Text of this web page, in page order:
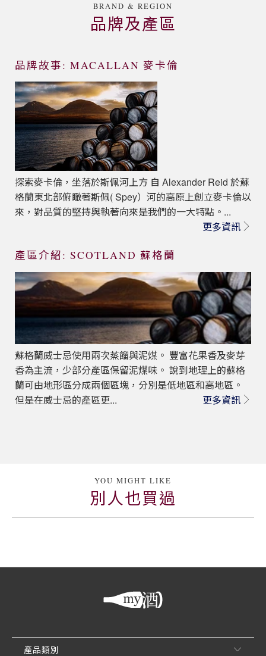
餘韻：綿長且柔順的烘烤橡木味。
BRAND & REGION
品牌及產區
品牌故事: MACALLAN 麥卡倫
探索麥卡倫，坐落於斯佩河上方 自 Alexander Reid 於蘇
格蘭東北部俯瞰著斯佩( Spey）河的高原上創立麥卡倫以
來，對品質的堅持與執著向來是我們的一大特點。...
更多資訊
產區介紹: SCOTLAND 蘇格蘭
蘇格蘭威士忌使用兩次蒸餾與泥煤。 豐富花果香及麥芽
香為主流，少部分產區保留泥煤味。 說到地理上的蘇格
蘭可由地形區分成兩個區塊，分別是低地區和高地區。
但是在威士忌的產區更...
更多資訊
YOU MIGHT LIKE
別人也買過
產品類別